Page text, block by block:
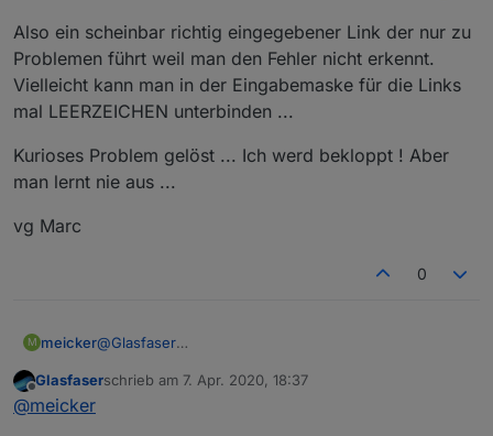
Also ein scheinbar richtig eingegebener Link der nur zu
Problemen führt weil man den Fehler nicht erkennt.
Vielleicht kann man in der Eingabemaske für die Links
mal LEERZEICHEN unterbinden ...
Kurioses Problem gelöst ... Ich werd bekloppt ! Aber
man lernt nie aus ...
vg Marc
0
M meicker@Glasfaser
Du kannst nur den Link oben verwenden. Den habe
Offline
Glasfaserschrieb am 7. Apr. 2020, 18:37
zuletzt editiert von
@meicker